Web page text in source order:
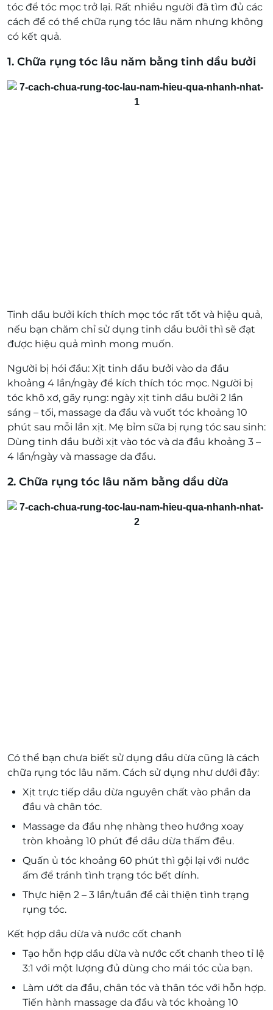
tóc để tóc mọc trở lại. Rất nhiều người đã tìm đủ các
cách để có thể chữa rụng tóc lâu năm nhưng không
có kết quả.
1. Chữa rụng tóc lâu năm bằng tinh dầu bưởi
Tinh dầu bưởi kích thích mọc tóc rất tốt và hiệu quả,
nếu bạn chăm chỉ sử dụng tinh dầu bưởi thì sẽ đạt
được hiệu quả mình mong muốn.
Người bị hói đầu: Xịt tinh dầu bưởi vào da đầu
khoảng 4 lần/ngày để kích thích tóc mọc. Người bị
tóc khô xơ, gãy rụng: ngày xịt tinh dầu bưởi 2 lần
sáng – tối, massage da đầu và vuốt tóc khoảng 10
phút sau mỗi lần xịt. Mẹ bỉm sữa bị rụng tóc sau sinh:
Dùng tinh dầu bưởi xịt vào tóc và da đầu khoảng 3 –
4 lần/ngày và massage da đầu.
2. Chữa rụng tóc lâu năm bằng dầu dừa
Có thể bạn chưa biết sử dụng dầu dừa cũng là cách
chữa rụng tóc lâu năm. Cách sử dụng như dưới đây:
Xịt trực tiếp dầu dừa nguyên chất vào phần da
đầu và chân tóc.
Massage da đầu nhẹ nhàng theo hướng xoay
tròn khoảng 10 phút để dầu dừa thấm đều.
Quấn ủ tóc khoảng 60 phút thì gội lại với nước
ấm để tránh tình trạng tóc bết dính.
Thực hiện 2 – 3 lần/tuần để cải thiện tình trạng
rụng tóc.
Kết hợp dầu dừa và nước cốt chanh
Tạo hỗn hợp dầu dừa và nước cốt chanh theo tỉ lệ
3:1 với một lượng đủ dùng cho mái tóc của bạn.
Làm ướt da đầu, chân tóc và thân tóc với hỗn hợp.
Tiến hành massage da đầu và tóc khoảng 10